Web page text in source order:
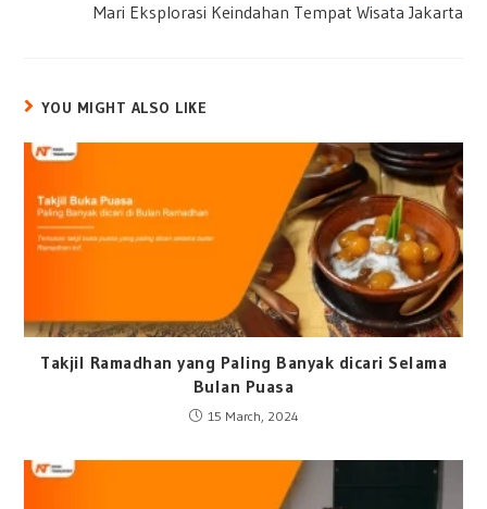
Mari Eksplorasi Keindahan Tempat Wisata Jakarta
YOU MIGHT ALSO LIKE
Takjil Ramadhan yang Paling Banyak dicari Selama
Bulan Puasa
15 March, 2024